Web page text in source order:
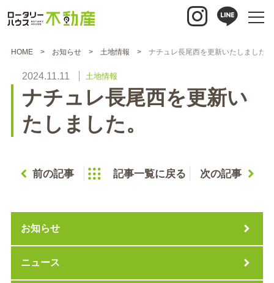
HOME お知らせ 土地情報 ナチュレ長尾西を更新いたしました。
2024.11.11 土地情報
ナチュレ長尾西を更新い
たしました。
前の記事 記事一覧に戻る 次の記事
お知らせ
ニュース